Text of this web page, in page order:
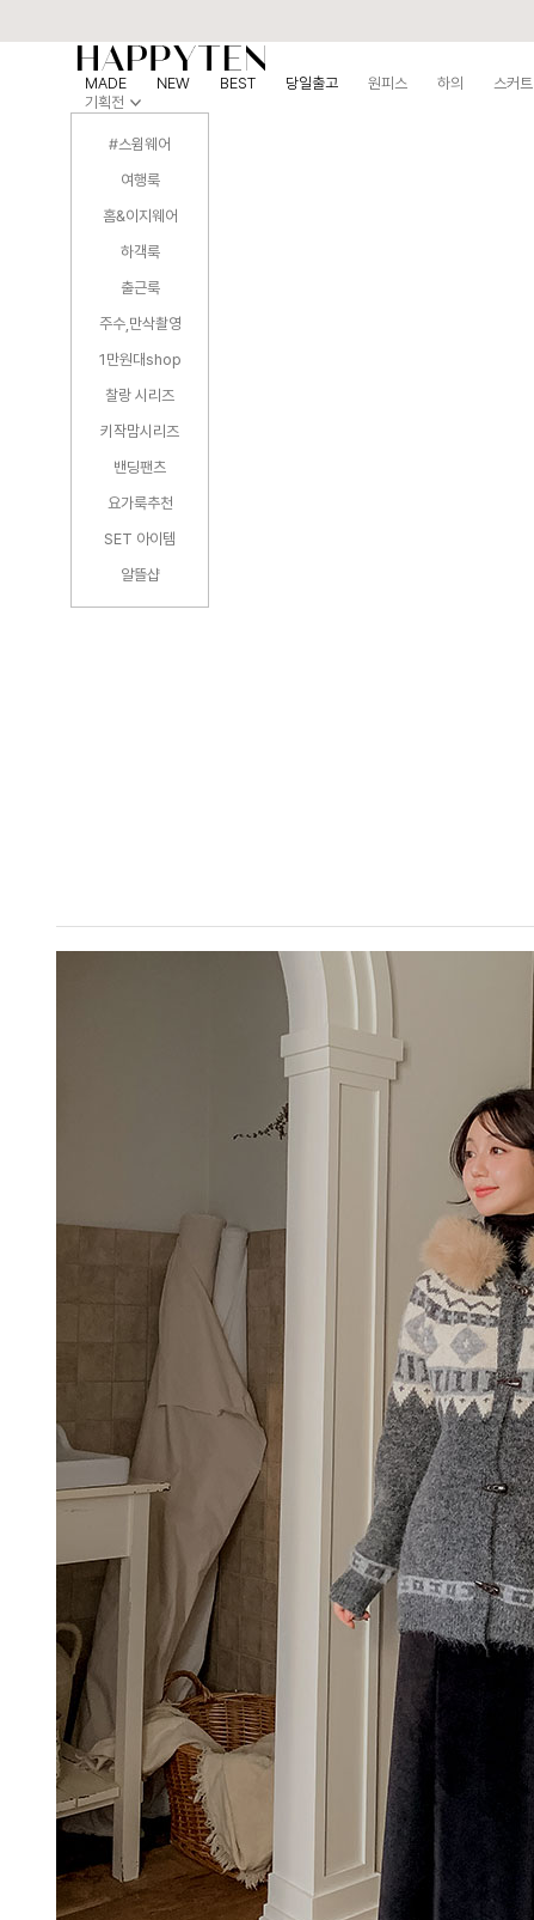
MADE NEW BEST 당일출고 원피스 하의 스커트
기획전
#스윔웨어
여행룩
홈&이지웨어
하객룩
출근룩
주수,만삭촬영
1만원대shop
찰랑 시리즈
키작맘시리즈
밴딩팬츠
요가룩추천
SET 아이템
알뜰샵